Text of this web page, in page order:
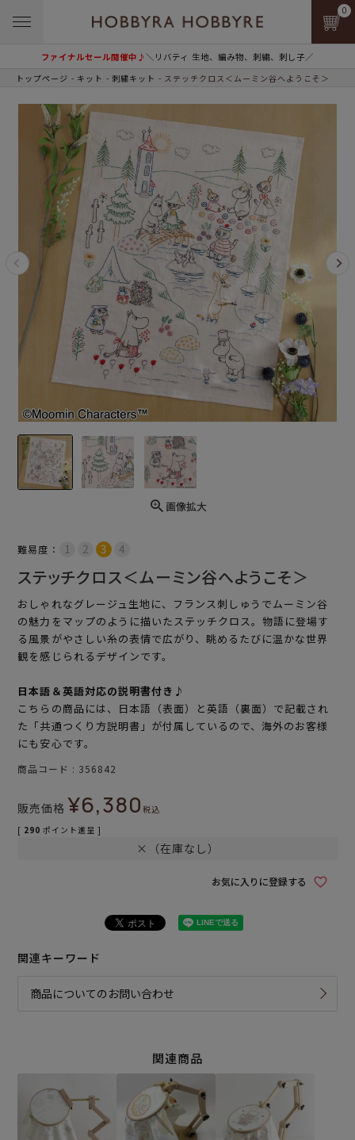
ファイナルセール開催中♪＼リバティ 生地、編み物、刺繍、刺し子／
0
トップページ キット 刺繍キット ステッチクロス＜ムーミン谷へようこそ＞
画像拡大
難易度：
ステッチクロス＜ムーミン谷へようこそ＞
おしゃれなグレージュ生地に、フランス刺しゅうでムーミン谷
の魅力をマップのように描いたステッチクロス。物語に登場す
る風景がやさしい糸の表情で広がり、眺めるたびに温かな世界
観を感じられるデザインです。
日本語＆英語対応の説明書付き♪
こちらの商品には、日本語（表面）と英語（裏面）で記載され
た「共通つくり方説明書」が付属しているので、海外のお客様
にも安心です。
商品コード 356842
販売価格 ¥6,380税込
[ 290 ポイント進呈 ]
×（在庫なし）
お気に入りに登録する
関連キーワード
商品についてのお問い合わせ
関連商品